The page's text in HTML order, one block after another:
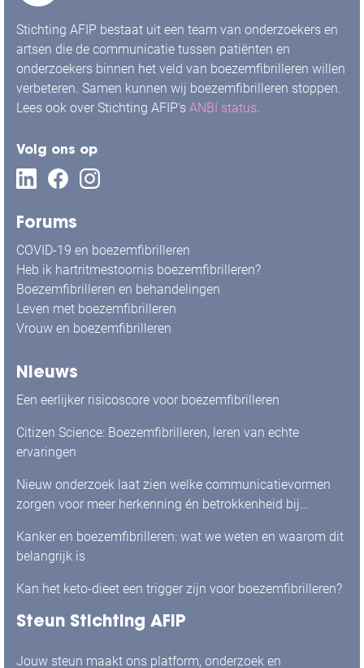
Stichting AFIP bestaat uit een team van onderzoekers en
artsen die de communicatie tussen patiënten en
onderzoekers binnen het veld van boezemfibrilleren willen
verbeteren. Samen kunnen wij boezemfibrilleren stoppen.
Lees ook over Stichting AFIP's ANBI status.
Volg ons op
Forums
COVID-19 en boezemfibrilleren
Heb ik hartritmestoornis boezemfibrilleren?
Boezemfibrilleren en behandelingen
Leven met boezemfibrilleren
Vrouw en boezemfibrilleren
Nieuws
Een eerlijker risicoscore voor boezemfibrilleren
Citizen Science: Boezemfibrilleren, leren van echte
ervaringen
Nieuw onderzoek laat zien welke communicatievormen
zorgen voor meer herkenning én betrokkenheid bij
Kanker en boezemfibrilleren: wat we weten en waarom dit
belangrijk is
Kan het keto-dieet een trigger zijn voor boezemfibrilleren?
Steun Stichting AFIP
Jouw steun maakt ons platform, onderzoek en